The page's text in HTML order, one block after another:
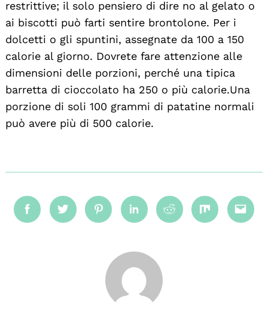
restrittive; il solo pensiero di dire no al gelato o
ai biscotti può farti sentire brontolone. Per i
dolcetti o gli spuntini, assegnate da 100 a 150
calorie al giorno. Dovrete fare attenzione alle
dimensioni delle porzioni, perché una tipica
barretta di cioccolato ha 250 o più calorie. Una
porzione di soli 100 grammi di patatine normali
può avere più di 500 calorie.
FacebookTwitterPinterestLinkedinRedditMix